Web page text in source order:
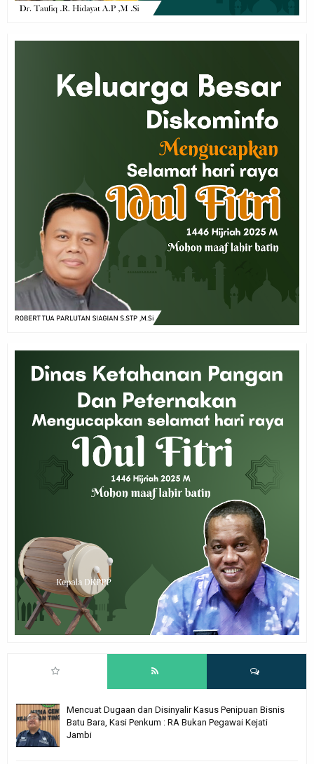
Mencuat Dugaan dan Disinyalir Kasus Penipuan Bisnis
Batu Bara, Kasi Penkum : RA Bukan Pegawai Kejati
Jambi